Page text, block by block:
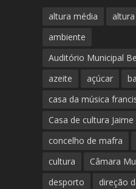
altura média
ambiente
Auditório Municipal
azeite
açúcar
casa da música
Casa de cultura
concelho de mafra
cultura
Câmara
desporto
direção